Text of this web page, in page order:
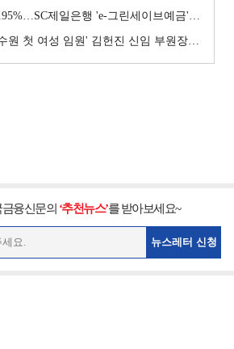
일은행 'e-그린세이브예금' [이주의 은행 예금금리-8월 1주]
임원' 김헌진 신임 부원장···교육·디지털·기획 '올라운더'
금융신문의 ‘추천뉴스’를 받아보세요~
뉴스레터 신청